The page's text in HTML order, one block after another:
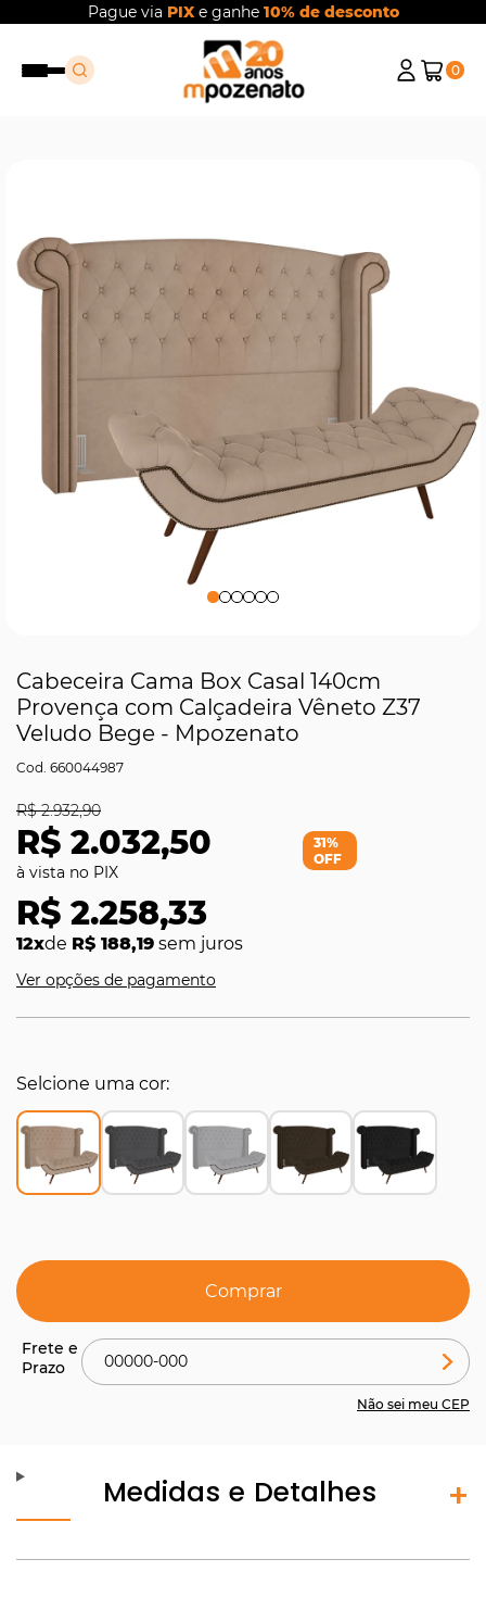
Pague via PIXe ganhe 10% de desconto
0
Cabeceira Cama Box Casal 140cm
Provença com Calçadeira Vêneto Z37
Veludo Bege - Mpozenato
660044987
R$ 2.032,50
R$ 2.932,90
R$ 2.258,33
12xde R$ 188,19 sem juros
31%
OFF
Ver opções de pagamento
Selcione uma cor
Comprar
Não sei meu CEP
Medidas e Detalhes